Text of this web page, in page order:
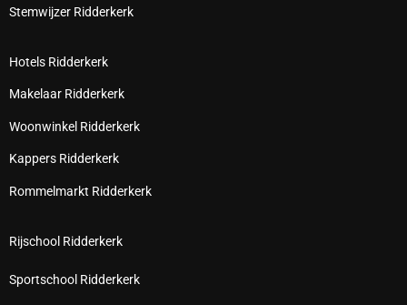
Stemwijzer Ridderkerk
Hotels Ridderkerk
Makelaar Ridderkerk
Woonwinkel Ridderkerk
Kappers Ridderkerk
Rommelmarkt Ridderkerk
Rijschool Ridderkerk
Sportschool Ridderkerk